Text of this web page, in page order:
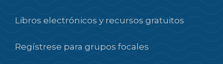
Libros electrónicos y recursos gratuitos
Regístrese para grupos focales